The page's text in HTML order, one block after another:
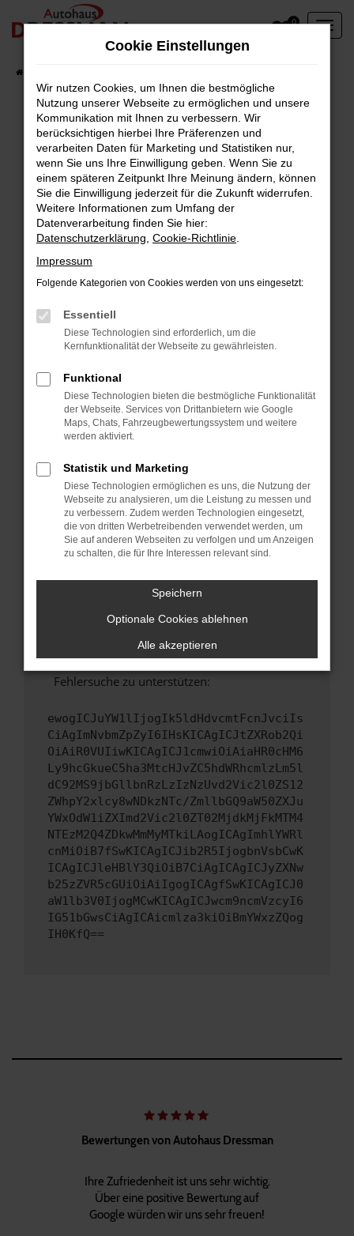
Zum
Hauptinhalt
0
Fehler: Network Error
Beim Laden ist ein Fehler aufgetreten.
Hier sind ein paar Tipps, die dir helfen können:
Überprüfe deine Firewall und deine
Internetverbindung.
Laden andere Webseiten, zum Beispiel deine
Manche Erweiterungen, wie Werbeblocker,
können das Laden bestimmter Seiten
verhindern. Funktioniert die Seite in einem
Fenster?
Starte dein Gerät neu.
Das kann manchmal helfen, vorübergehende
Probleme zu beheben.
Stelle sicher, dass dein Browser und dein
Betriebssystem auf dem neuesten Stand
sind.
Veraltete Software birgt nicht nur ein
Sicherheitsrisiko, sondern kann auch dazu
führen, dass bestimmte Funktionen nicht mehr
Wende dich an den Webseitenbetreiber.
Wenn du alle oben genannten Schritte versucht
hast, kontaktiere uns bitte. Wir werden
versuchen, das Problem zu beheben. Du kannst
uns diesen Text schicken, um uns bei der
Fehlersuche zu unterstützen:
ewogICJuYW1lIjogIk5ldHdvcmtFcnJvciIs
CiAgImNvbmZpZyI6IHsKICAgICJtZXRob2Qi
OiAiR0VUIiwKICAgICJ1cmwiOiAiaHR0cHM6
Ly9hcGkueC5ha3MtcHJvZC5hdWRhcmlzLm5l
dC92MS9jbGllbnRzLzIzNzUvd2Vic2l0ZS12
ZWhpY2xlcy8wNDkzNTc/ZmllbGQ9aW50ZXJu
YWxOdW1iZXImd2Vic2l0ZT02MjdkMjFkMTM4
NTEzM2Q4ZDkwMmMyMTkiLAogICAgImhlYWRl
cnMiOiB7fSwKICAgICJib2R5IjogbnVsbCwK
ICAgICJleHBlY3QiOiB7CiAgICAgICJyZXNw
b25zZVR5cGUiOiAiIgogICAgfSwKICAgICJ0
aW1lb3V0IjogMCwKICAgICJwcm9ncmVzcyI6
IG51bGwsCiAgICAicmlza3kiOiBmYWxzZQog
IH0KfQ==
Bewertungen von Autohaus Dressman
Ihre Zufriedenheit ist uns sehr wichtig.
Über eine positive Bewertung auf
Google würden wir uns sehr freuen!
Cookie Einstellungen
Wir nutzen Cookies, um Ihnen die bestmögliche
Nutzung unserer Webseite zu ermöglichen und unsere
Kommunikation mit Ihnen zu verbessern. Wir
berücksichtigen hierbei Ihre Präferenzen und
verarbeiten Daten für Marketing und Statistiken nur,
wenn Sie uns Ihre Einwilligung geben. Wenn Sie zu
einem späteren Zeitpunkt Ihre Meinung ändern, können
Sie die Einwilligung jederzeit für die Zukunft widerrufen.
Weitere Informationen zum Umfang der
Datenverarbeitung finden Sie hier:
Datenschutzerklärung Cookie-Richtlinie
Impressum
Folgende Kategorien von Cookies werden von uns eingesetzt:
Essentiell
Diese Technologien sind erforderlich, um die
Kernfunktionalität der Webseite zu gewährleisten.
Funktional
Diese Technologien bieten die bestmögliche Funktionalität
der Webseite. Services von Drittanbietern wie Google
Maps, Chats, Fahrzeugbewertungssystem und weitere
werden aktiviert.
Statistik und Marketing
Diese Technologien ermöglichen es uns, die Nutzung der
Webseite zu analysieren, um die Leistung zu messen und
zu verbessern. Zudem werden Technologien eingesetzt,
die von dritten Werbetreibenden verwendet werden, um
Sie auf anderen Webseiten zu verfolgen und um Anzeigen
zu schalten, die für Ihre Interessen relevant sind.
Speichern
Optionale Cookies ablehnen
Alle akzeptieren